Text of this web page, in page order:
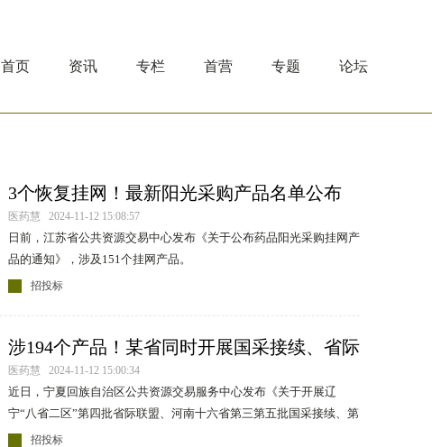
首页 资讯 专栏 首营 专题 论坛
3个恢复挂网！最新阳光采购产品名单公布
医药慧 2024-11-12 15:08:57
日前，江苏省公共资源交易中心发布《关于公布药品阳光采购挂网产
品的通知》，涉及151个挂网产品。
招投标
涉194个产品！某省同时开展国采接续、省际
联盟集采
医药慧 2024-11-12 15:00:34
近日，宁夏回族自治区公共资源交易服务中心发布《关于开展辽
宁“八省二区”第四批省际联盟、河南十六省第三第五批国采接续、第
八批国采中选续签药品配送关系维护及购销三方合同签订工作的通
招投标